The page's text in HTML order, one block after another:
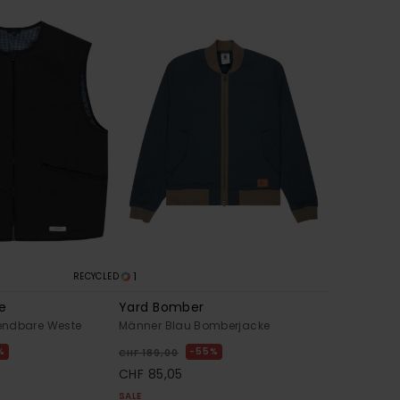
RECYCLED
Weste
1
Yard Bomber
Männer Blau Bomberjacke
CHF 189,00 55%
CHF 85,05
SALE